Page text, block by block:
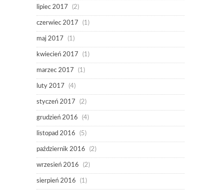
lipiec 2017 (2)
czerwiec 2017 (1)
maj 2017 (1)
kwiecień 2017 (1)
marzec 2017 (1)
luty 2017 (4)
styczeń 2017 (2)
grudzień 2016 (4)
listopad 2016 (5)
październik 2016 (2)
wrzesień 2016 (2)
sierpień 2016 (1)